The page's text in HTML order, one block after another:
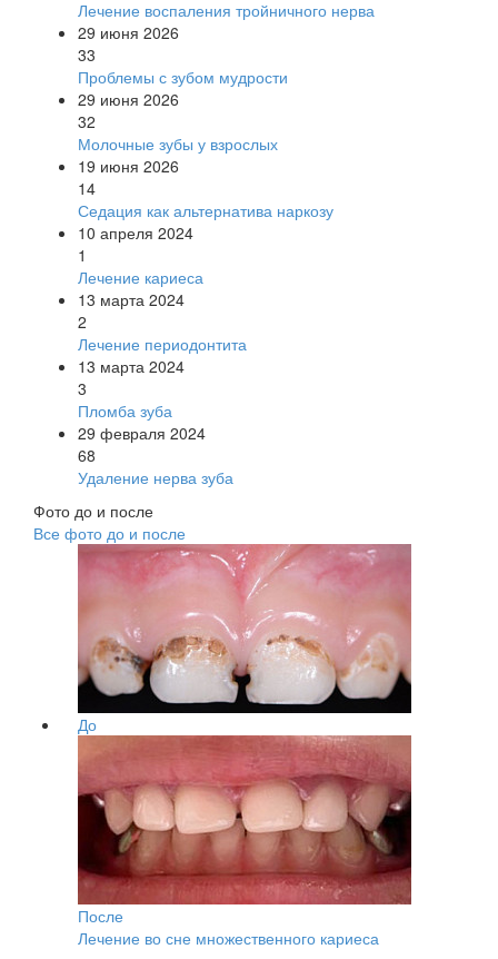
Лечение воспаления тройничного нерва
29 июня 2026
33
Проблемы с зубом мудрости
29 июня 2026
32
Молочные зубы у взрослых
19 июня 2026
14
Седация как альтернатива наркозу
10 апреля 2024
1
Лечение кариеса
13 марта 2024
2
Лечение периодонтита
13 марта 2024
3
Пломба зуба
29 февраля 2024
68
Удаление нерва зуба
Фото до и после
Все фото до и после
До
После
Лечение во сне множественного кариеса